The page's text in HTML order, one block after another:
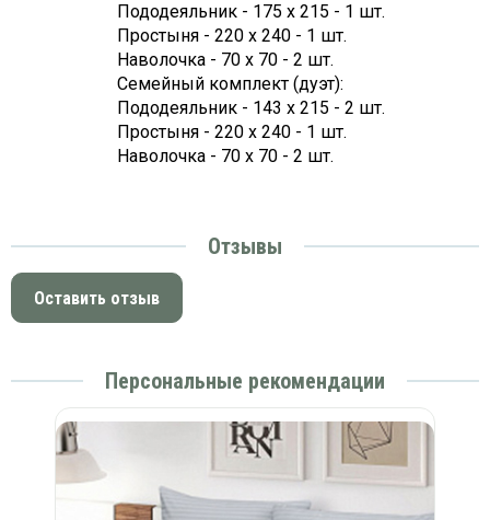
Пододеяльник - 175 х 215 - 1 шт.
Простыня - 220 х 240 - 1 шт.
Наволочка - 70 х 70 - 2 шт.
Семейный комплект (дуэт):
Пододеяльник - 143 х 215 - 2 шт.
Простыня - 220 х 240 - 1 шт.
Наволочка - 70 х 70 - 2 шт.
Отзывы
Оставить отзыв
Персональные рекомендации